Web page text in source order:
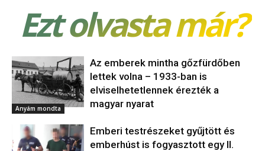
Ezt olvasta már?
Anyám mondta
Az emberek mintha gőzfürdőben
lettek volna – 1933-ban is
elviselhetetlennek érezték a
magyar nyarat
Emberi testrészeket gyűjtött és
emberhúst is fogyasztott egy II.